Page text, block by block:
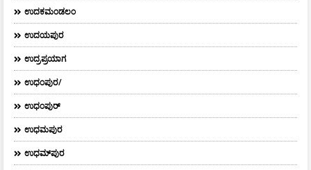
ಉದಕಮಂಡಲಂ
ಉದಯಪುರ
ಉದ್ರಪ್ರಯಾಗ
ಉಧಂಪುರ/
ಉಧಂಪುರ್
ಉಧಮಪುರ
ಉಧಮ್‌ಪುರ